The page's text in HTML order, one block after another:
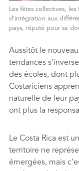
Les fêtes collectives,
d’intégration aux
pays, réputé pour sa
Aussitôt le
tendances
des écoles, dont
Costariciens
naturelle de leur
ont plus la
Le Costa Rica est
territoire ne
émergées, mais